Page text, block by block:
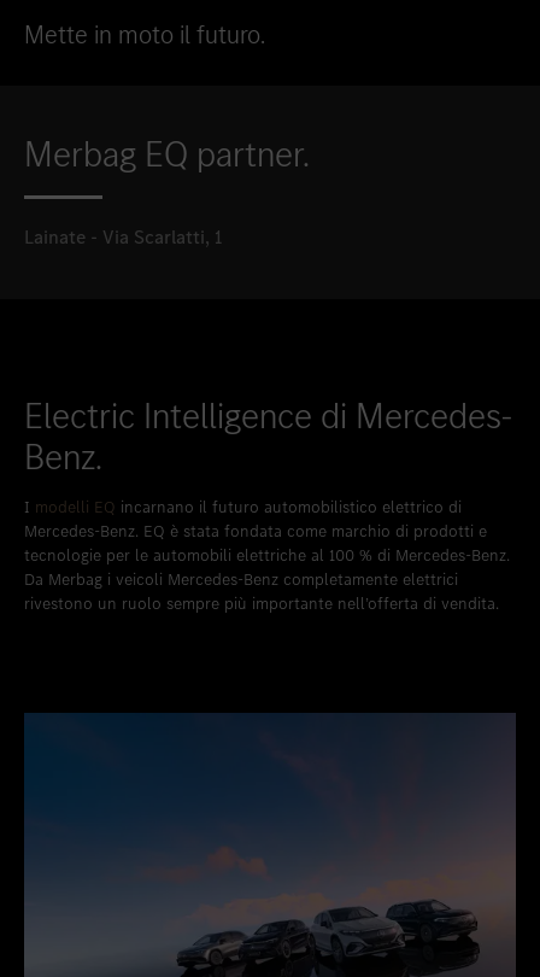
Inserire nei preferiti
Lainate - Via Scarlatti, 1
Mette in moto il futuro.
Merbag EQ partner.
Lainate - Via Scarlatti, 1
Electric Intelligence di Mercedes-
Benz.
I modelli EQ incarnano il futuro automobilistico elettrico di
Mercedes-Benz. EQ è stata fondata come marchio di prodotti e
tecnologie per le automobili elettriche al 100 % di Mercedes-Benz.
Da Merbag i veicoli Mercedes-Benz completamente elettrici
rivestono un ruolo sempre più importante nell’offerta di vendita.